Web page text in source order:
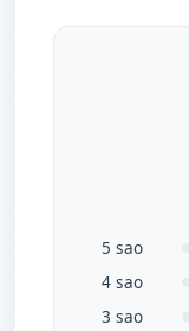
5 sao
4 sao
3 sao